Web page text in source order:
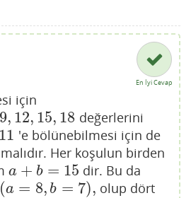
En İyi Cevap
için
9, 12, 15, 18
,18
değerlerini
11
11 'e bölünebilmesi için de
Her koşulun birden
a + b = 15
a+b=15 dir. Bu da
(a = 8, b = 7),
7),( a= 7,b =8 ),(a =6, b=9)
olup dört